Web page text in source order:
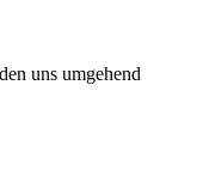
uns umgehend